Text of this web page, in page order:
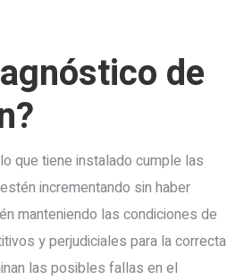
de
que tiene instalado cumple las
incrementando sin haber
manteniendo las condiciones de
y perjudiciales para la correcta
las posibles fallas en el